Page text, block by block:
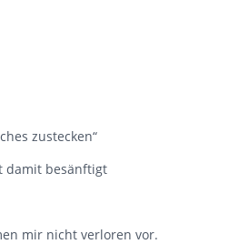
zustecken“
damit besänftigt
mir nicht verloren vor.